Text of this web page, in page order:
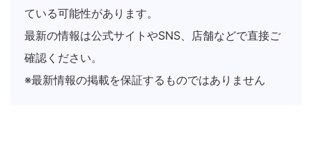
ている可能性があります。
最新の情報は公式サイトやSNS、店舗などで直接ご
確認ください。
※最新情報の掲載を保証するものではありません